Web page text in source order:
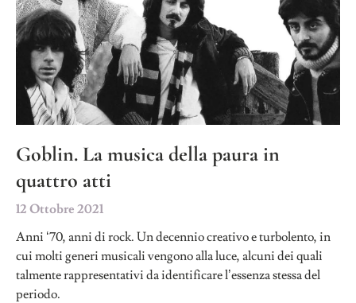
Goblin. La musica della paura in
quattro atti
12 Ottobre 2021
Anni ‘70, anni di rock. Un decennio creativo e turbolento, in
cui molti generi musicali vengono alla luce, alcuni dei quali
talmente rappresentativi da identificare l’essenza stessa del
periodo.